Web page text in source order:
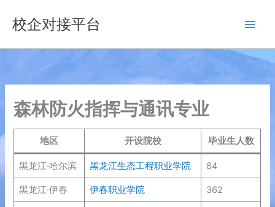
容
校企对接平台
森林防火指挥与通讯专业
地区 开设院校 毕业生人数
黑龙江·哈尔滨 黑龙江生态工程职业学院 84
黑龙江·伊春 伊春职业学院 362